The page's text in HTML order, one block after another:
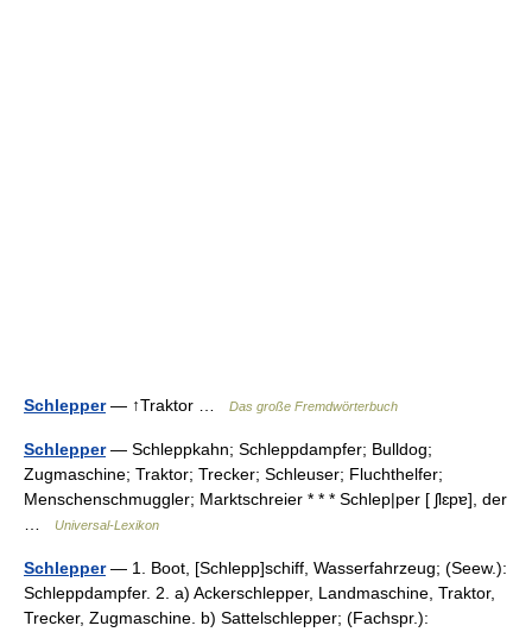
Schlepper— ↑Traktor … Das große Fremdwörterbuch
Schlepper— Schleppkahn; Schleppdampfer; Bulldog;
Zugmaschine; Traktor; Trecker; Schleuser; Fluchthelfer;
Menschenschmuggler; Marktschreier * * * Schlep|per [ ʃlɛpɐ], der
Universal-Lexikon
Schlepper— 1. Boot, [Schlepp]schiff, Wasserfahrzeug; (Seew.):
Schleppdampfer. 2. a) Ackerschlepper, Landmaschine, Traktor,
Trecker, Zugmaschine. b) Sattelschlepper; (Fachspr.):